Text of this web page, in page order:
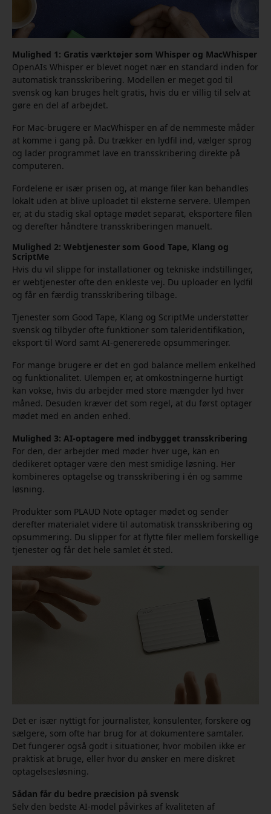
Mulighed 1: Gratis værktøjer som Whisper og MacWhisper
OpenAIs Whisper er blevet noget nær en standard inden for
automatisk transskribering. Modellen er meget god til
svensk og kan bruges helt gratis, hvis du er villig til selv at
gøre en del af arbejdet.
For Mac-brugere er MacWhisper en af de nemmeste måder
at komme i gang på. Du trækker en lydfil ind, vælger sprog
og lader programmet lave en transskribering direkte på
computeren.
Fordelene er især prisen og, at mange filer kan behandles
lokalt uden at blive uploadet til eksterne servere. Ulempen
er, at du stadig skal optage mødet separat, eksportere filen
og derefter håndtere transskriberingen manuelt.
Mulighed 2: Webtjenester som Good Tape, Klang og
ScriptMe
Hvis du vil slippe for installationer og tekniske indstillinger,
er webtjenester ofte den enkleste vej. Du uploader en lydfil
og får en færdig transskribering tilbage.
Tjenester som Good Tape, Klang og ScriptMe understøtter
svensk og tilbyder ofte funktioner som taleridentifikation,
eksport til Word samt AI-genererede opsummeringer.
For mange brugere er det en god balance mellem enkelhed
og funktionalitet. Ulempen er, at omkostningerne hurtigt
kan vokse, hvis du arbejder med store mængder lyd hver
måned. Desuden kræver det som regel, at du først optager
mødet med en anden enhed.
Mulighed 3: AI-optagere med indbygget transskribering
For den, der arbejder med møder hver uge, kan en
dedikeret optager være den mest smidige løsning. Her
kombineres optagelse og transskribering i én og samme
løsning.
Produkter som PLAUD Note optager mødet og sender
derefter materialet videre til automatisk transskribering og
opsummering. Du slipper for at flytte filer mellem forskellige
tjenester og får det hele samlet ét sted.
Det er især nyttigt for journalister, konsulenter, forskere og
sælgere, som ofte har brug for at dokumentere samtaler.
Det fungerer også godt i situationer, hvor mobilen ikke er
praktisk at bruge, eller hvor du ønsker en mere diskret
optagelsesløsning.
Sådan får du bedre præcision på svensk
Selv den bedste AI-model påvirkes af kvaliteten af